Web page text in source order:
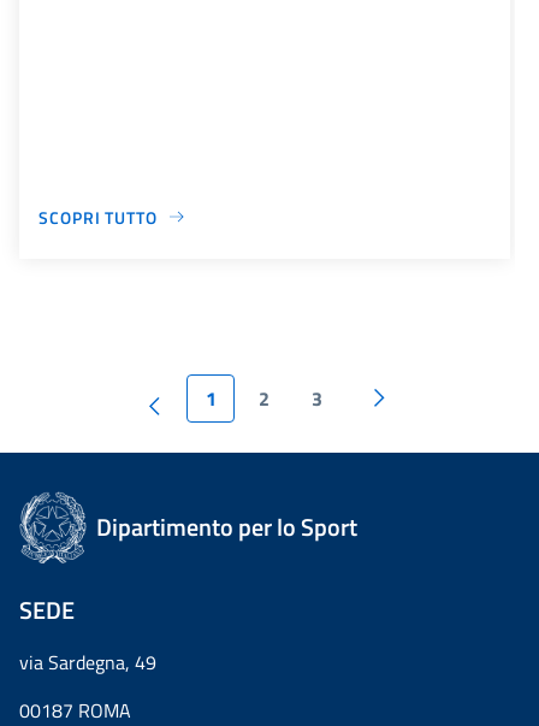
SCOPRI TUTTO
1 2 3
Dipartimento per lo Sport
SEDE
via Sardegna, 49
00187 ROMA